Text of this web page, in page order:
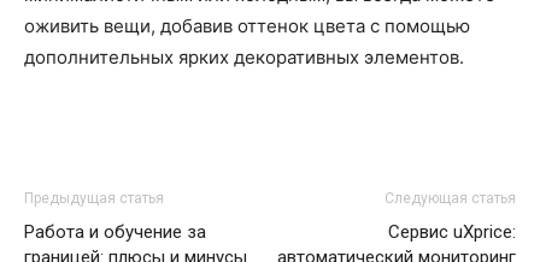
оживить вещи, добавив оттенок цвета с помощью
дополнительных ярких декоративных элементов.
Предыдущая статья
Работа и обучение за
границей: плюсы и минусы
Следующая статья
Сервис uXprice:
автоматический мониторинг